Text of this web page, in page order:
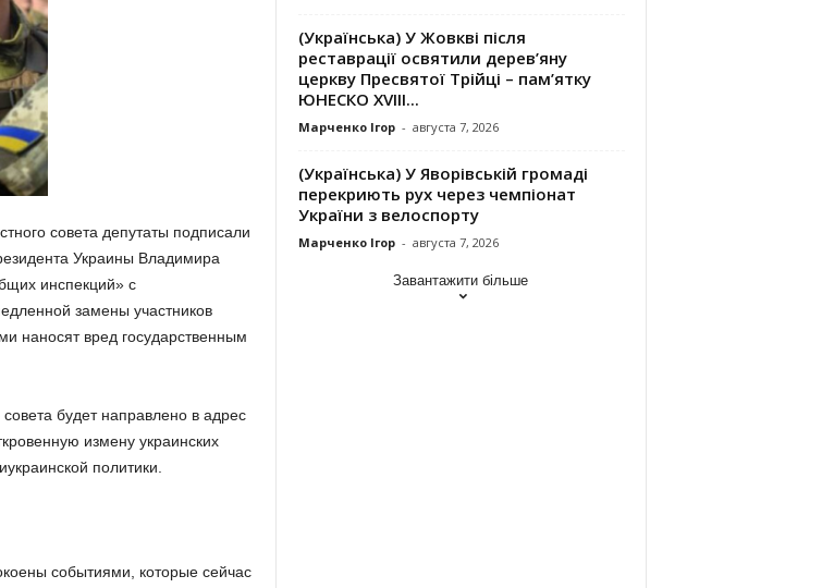
совета депутаты подписали
Украины Владимира
инспекций» с
замены участников
наносят вред государственным
будет направлено в адрес
измену украинских
политики.
событиями, которые сейчас
(Українська) У Жовкві після
реставрації освятили дерев’яну
церкву Пресвятої Трійці – пам’ятку
ЮНЕСКО XVIII...
Марченко Ігор - августа 7, 2026
(Українська) У Яворівській громаді
перекриють рух через чемпіонат
України з велоспорту
Марченко Ігор - августа 7, 2026
Завантажити більше